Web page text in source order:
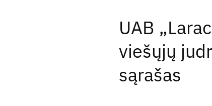
UAB
viešųjų
sąrašas